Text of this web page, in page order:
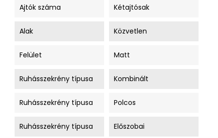
Ajtók száma Kétajtósak
Alak Közvetlen
Felület Matt
Ruhásszekrény típusa Kombinált
Ruhásszekrény típusa Polcos
Ruhásszekrény típusa Előszobai